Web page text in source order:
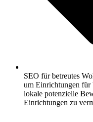
SEO für betreutes
um Einrichtungen für
lokale potenzielle
Einrichtungen zu